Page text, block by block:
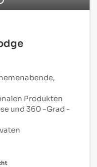
Produkten
und 360 -Grad -